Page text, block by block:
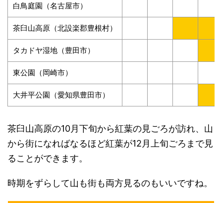
白鳥庭園（名古屋市）
茶臼山高原（北設楽郡豊根村）
タカドヤ湿地（豊田市）
東公園（岡崎市）
大井平公園（愛知県豊田市）
茶臼山高原の10月下旬から紅葉の見ごろが訪れ、山
から街になればなるほど紅葉が12月上旬ごろまで見
ることができます。
時期をずらして山も街も両方見るのもいいですね。